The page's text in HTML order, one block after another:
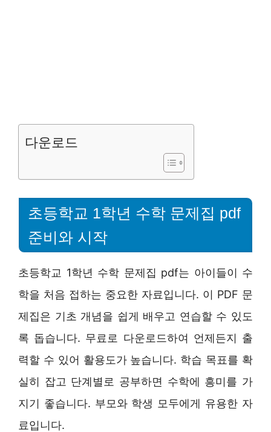
다운로드
초등학교 1학년 수학 문제집 pdf
준비와 시작
초등학교 1학년 수학 문제집 pdf는 아이들이 수
학을 처음 접하는 중요한 자료입니다. 이 PDF 문
제집은 기초 개념을 쉽게 배우고 연습할 수 있도
록 돕습니다. 무료로 다운로드하여 언제든지 출
력할 수 있어 활용도가 높습니다. 학습 목표를 확
실히 잡고 단계별로 공부하면 수학에 흥미를 가
지기 좋습니다. 부모와 학생 모두에게 유용한 자
료입니다.